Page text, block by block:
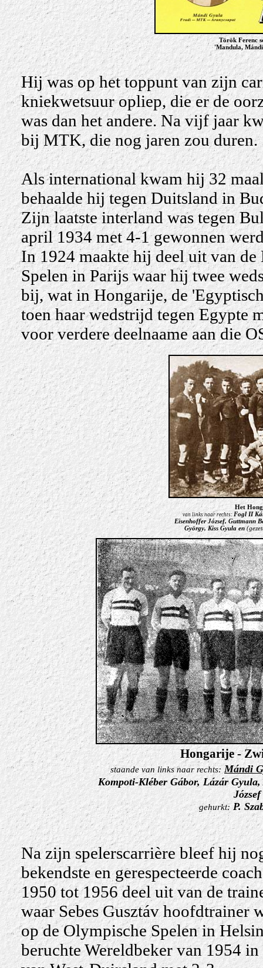
Török Ferenc
'Mandula,
Hij was op het toppunt van zijn
kniekwetsuur opliep, die er de
was dan het andere. Na vijf jaar
bij MTK, die nog jaren zou duren.
Als international kwam hij 32
behaalde hij tegen Duitsland in
Zijn laatste interland was tegen
april 1934 met 4-1 gewonnen
In 1924 maakte hij deel uit van
Spelen in Parijs waar hij twee
bij, wat in Hongarije, de
toen haar wedstrijd tegen Egypte
voor verdere deelnaame aan die
Het
van links naar rechts: Fogl II
Eisenhoffer József, Guttmann
György, KissGyula en
Hongarije -
staande van links naar rechts: Mándi
Kompoti-Kléber Gábor, Lázár
gehurkt: P.
Na zijn spelerscarrière bleef hij
bekendste en gerespecteerde
1950 tot 1956 deel uit van de
waar Sebes Gusztáv hoofdtrainer
op de Olympische Spelen in
beruchte Wereldbeker van 1954